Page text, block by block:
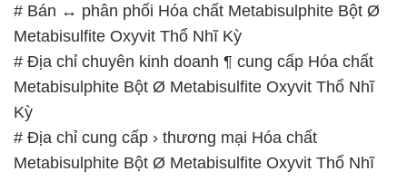
# Bán ↔ phân phối Hóa chất Metabisulphite Bột Ø
Metabisulfite Oxyvit Thổ Nhĩ Kỳ
# Địa chỉ chuyên kinh doanh ¶ cung cấp Hóa chất
Metabisulphite Bột Ø Metabisulfite Oxyvit Thổ Nhĩ
Kỳ
# Địa chỉ cung cấp › thương mại Hóa chất
Metabisulphite Bột Ø Metabisulfite Oxyvit Thổ Nhĩ